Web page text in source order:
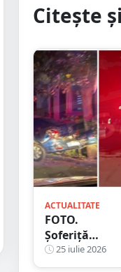
Citește și
ACTUALITATE
FOTO.
Șoferiță
băută,
accident în
25 iulie 2026